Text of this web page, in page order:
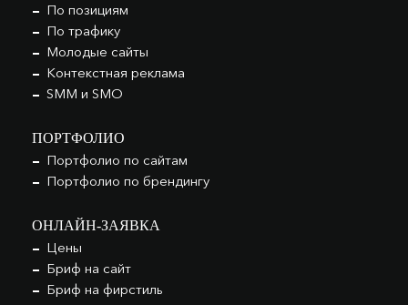
По позициям
По трафику
Молодые сайты
Контекстная реклама
SMM и SMO
ПОРТФОЛИО
Портфолио по сайтам
Портфолио по брендингу
ОНЛАЙН-ЗАЯВКА
Цены
Бриф на сайт
Бриф на фирстиль